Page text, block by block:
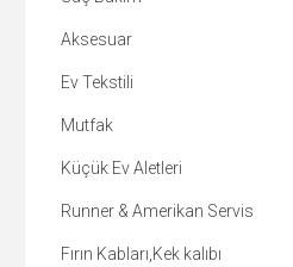
Aksesuar
Ev Tekstili
Mutfak
Küçük Ev Aletleri
Runner & Amerikan Servis
Fırın Kabları,Kek kalıbı